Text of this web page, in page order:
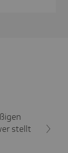
stellt